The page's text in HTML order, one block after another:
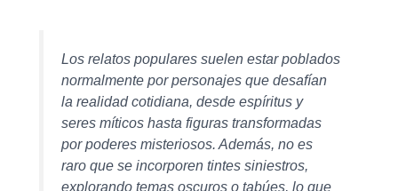
Los relatos populares suelen estar poblados
normalmente por personajes que desafían
la realidad cotidiana, desde espíritus y
seres míticos hasta figuras transformadas
por poderes misteriosos. Además, no es
raro que se incorporen tintes siniestros,
explorando temas oscuros o tabúes, lo que